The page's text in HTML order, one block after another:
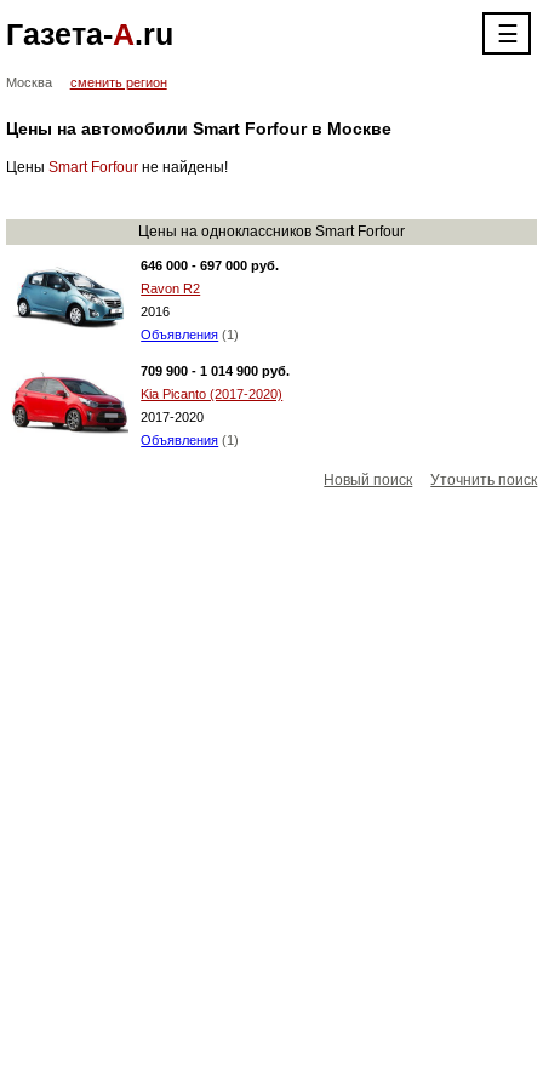
Газета-А.ru ☰
Москва сменить регион
Цены на автомобили Smart Forfour в Москве
Цены Smart Forfourне найдены!
Цены на одноклассников Smart Forfour
646 000 - 697 000 руб.
Ravon R2
2016
Объявления (1)
709 900 - 1 014 900 руб.
Kia Picanto (2017-2020)
2017-2020
Объявления (1)
Новый поиск Уточнить поиск